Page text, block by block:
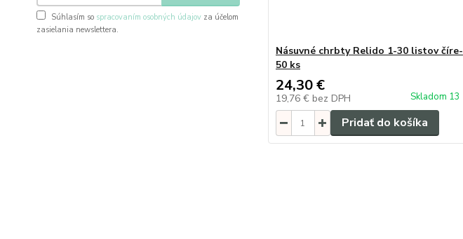
Súhlasím so spracovaním osobných údajov za účelom
zasielania newslettera.
Násuvné chrbty Relido 1-30 listov číre-
50 ks
24,30 €
19,76 € bez DPH Skladom 13
Pridať do košíka